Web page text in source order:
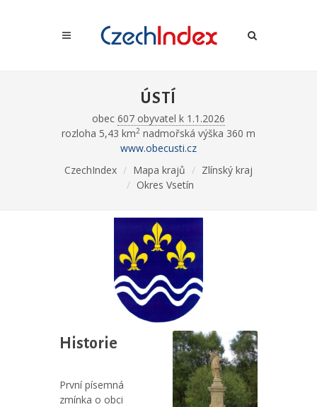
ÚSTÍ
obec 607 obyvatel k 1.1.2026
rozloha 5,43 km2 nadmořská výška 360 m
www.obecusti.cz
CzechIndex
Mapa krajů
Zlínský kraj
Okres Vsetín
Historie
První písemná
zmínka o obci